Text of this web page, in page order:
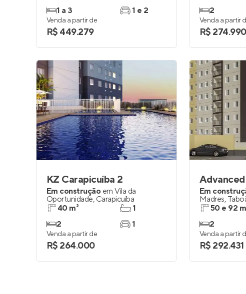
1 a 3
1 e 2
Venda a partir de
R$ 449.279
2
Venda a partir
R$ 274.990
KZ Carapicuíba 2
Em construção em Vila da
Oportunidade, Carapicuíba
40 m²
2
1
1
Venda a partir de
R$ 264.000
Em
Madres,
50 e 92
2
Venda a partir
R$ 292.431